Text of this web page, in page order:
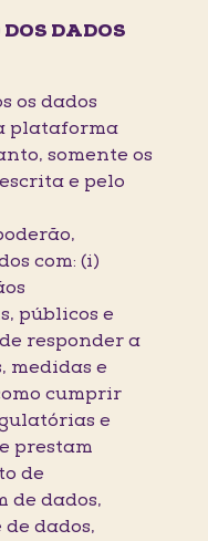
DADOS
os dados
plataforma
somente os
e pelo
com: (i)
públicos e
responder a
medidas e
cumprir
e
prestam
de
de dados,
dados,